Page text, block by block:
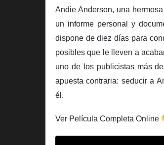
Andie Anderson, una
un informe personal y
dispone de diez días para
posibles que le lleven a
uno de los publicistas más
apuesta contraria: seducir a
él.
Ver Película Completa Online